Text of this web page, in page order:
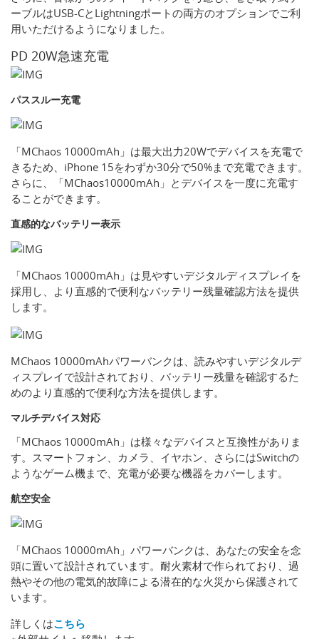
ーブルはUSB-CとLightningポートの両方のオプションでご利
用いただけるようになりました。
PD 20W急速充電
パススルー充電
「MChaos 10000mAh」は最大出力20Wでデバイスを充電で
きるため、iPhone 15をわずか30分で50%まで充電できます。
さらに、「MChaos10000mAh」とデバイスを一度に充電す
ることができます。
直感的なバッテリー表示
「MChaos 10000mAh」は見やすいデジタルディスプレイを
採用し、より直感的で便利なバッテリー残量確認方法を提供
します。
MChaos 10000mAhパワーバンクは、読みやすいデジタルデ
ィスプレイで設計されており、バッテリー残量を確認するた
めのより直感的で便利な方法を提供します。
マルチデバイス対応
「MChaos 10000mAh」は様々なデバイスと互換性がありま
す。スマートフォン、カメラ、イヤホン、さらにはSwitchの
ようなゲーム機まで、充電が必要な機器をカバーします。
航空安全
「MChaos 10000mAh」パワーバンクは、あなたの安全を念
頭に置いて設計されています。耐火素材で作られており、過
熱やその他の電気的故障による潜在的な火災から保護されて
います。
詳しくはこちら